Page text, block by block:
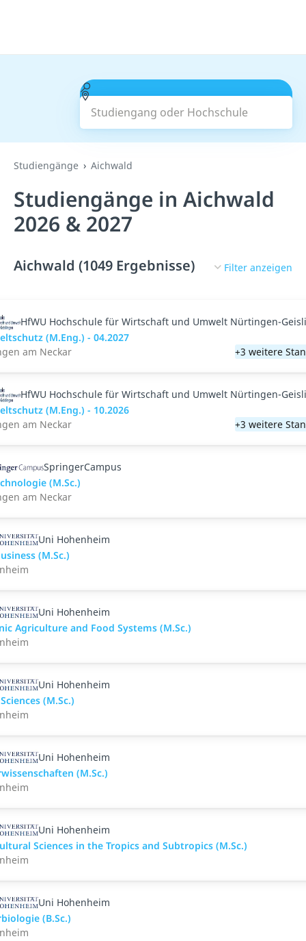
Studiengang oder Hochschule
Suchen
Studiengänge Aichwald
Studiengänge in Aichwald
2026 & 2027
Aichwald (1049 Ergebnisse) Filter anzeigen
HfWU Hochschule für Wirtschaft und Umwelt Nürtingen-
(M.Eng.) - 04.2027
am Neckar
+3 weitere
HfWU Hochschule für Wirtschaft und Umwelt Nürtingen-
(M.Eng.) - 10.2026
am Neckar
+3 weitere
SpringerCampus
(M.Sc.)
am Neckar
Uni Hohenheim
(M.Sc.)
Uni Hohenheim
Agriculture and Food Systems (M.Sc.)
Uni Hohenheim
(M.Sc.)
Uni Hohenheim
(M.Sc.)
Uni Hohenheim
Sciences in the Tropics and Subtropics (M.Sc.)
Uni Hohenheim
(B.Sc.)